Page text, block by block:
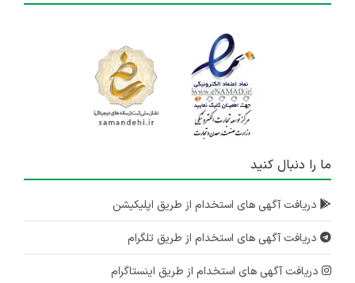
ما را دنبال کنید
دریافت آگهی های استخدام از طریق اپلیکیشن
دریافت آگهی های استخدام از طریق تلگرام
دریافت آگهی های استخدام از طریق اینستاگرام